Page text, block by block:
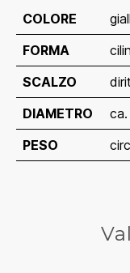
COLORE
FORMA
SCALZO
DIAMETRO
PESO